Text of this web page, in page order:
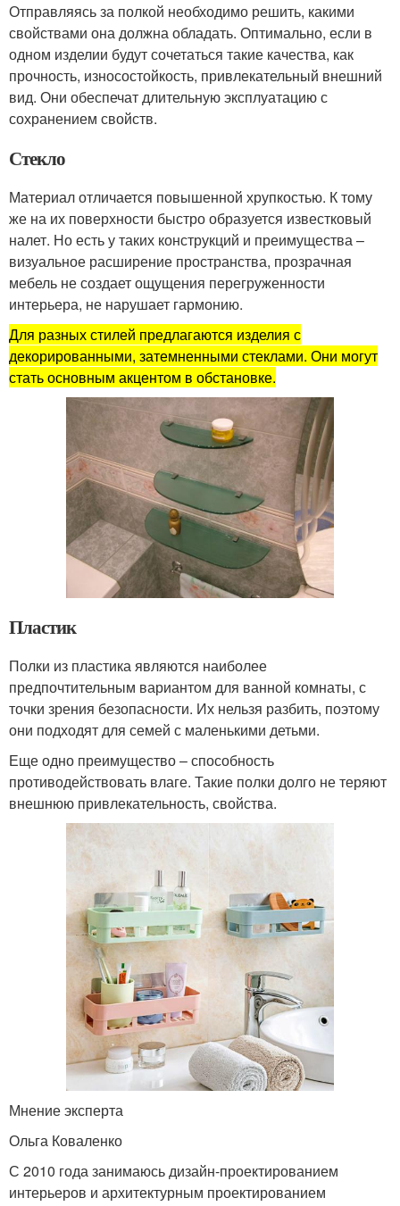
Отправляясь за полкой необходимо решить, какими
свойствами она должна обладать. Оптимально, если в
одном изделии будут сочетаться такие качества, как
прочность, износостойкость, привлекательный внешний
вид. Они обеспечат длительную эксплуатацию с
сохранением свойств.
Стекло
Материал отличается повышенной хрупкостью. К тому
же на их поверхности быстро образуется известковый
налет. Но есть у таких конструкций и преимущества –
визуальное расширение пространства, прозрачная
мебель не создает ощущения перегруженности
интерьера, не нарушает гармонию.
Для разных стилей предлагаются изделия с
декорированными, затемненными стеклами. Они могут
стать основным акцентом в обстановке.
Пластик
Полки из пластика являются наиболее
предпочтительным вариантом для ванной комнаты, с
точки зрения безопасности. Их нельзя разбить, поэтому
они подходят для семей с маленькими детьми.
Еще одно преимущество – способность
противодействовать влаге. Такие полки долго не теряют
внешнюю привлекательность, свойства.
Мнение эксперта
Ольга Коваленко
С 2010 года занимаюсь дизайн-проектированием
интерьеров и архитектурным проектированием